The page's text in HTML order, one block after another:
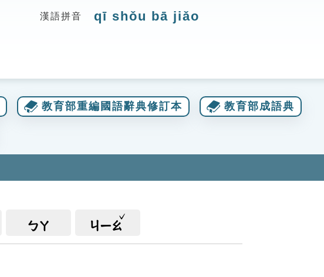
漢語拼音 qī shǒu bā jiǎo
教育部重編國語辭典修訂本 教育部成語典
ㄅㄚ ㄐㄧㄠ